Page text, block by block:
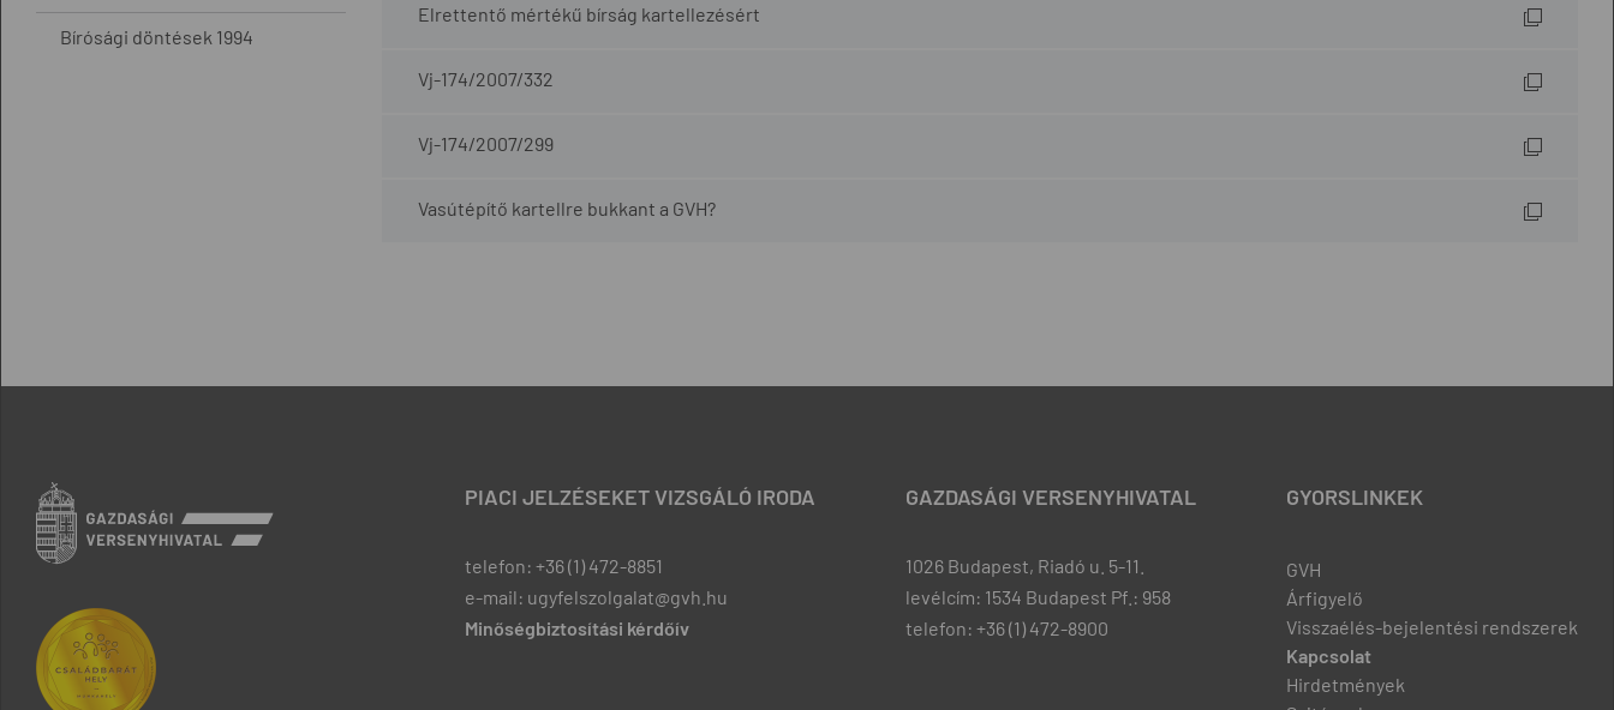
Bírósági döntések 1994
Elrettentő mértékű bírság kartellezésért
Vj-174/2007/332
Vj-174/2007/299
Vasútépítő kartellre bukkant a GVH?
PIACI JELZÉSEKET VIZSGÁLÓ IRODA
telefon: +36 (1) 472-8851
e-mail: ugyfelszolgalat@gvh.hu
Minőségbiztosítási kérdőív
GAZDASÁGI VERSENYHIVATAL
1026 Budapest, Riadó u. 5-11.
levélcím: 1534 Budapest Pf.: 958
telefon: +36 (1) 472-8900
GYORSLINKEK
GVH
Árfigyelő
Visszaélés-bejelentési rendszerek
Kapcsolat
Hirdetmények